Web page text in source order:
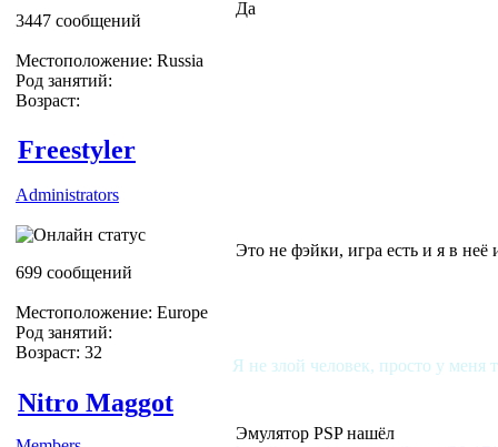
3447 сообщений
Местоположение: Russia
Род занятий:
Возраст:
Да
Freestyler
Administrators
699 сообщений
Местоположение: Europe
Род занятий:
Возраст: 32
Это не фэйки, игра есть и я в неё
Я не злой человек, просто у меня
Nitro Maggot
Эмулятор PSP нашёл